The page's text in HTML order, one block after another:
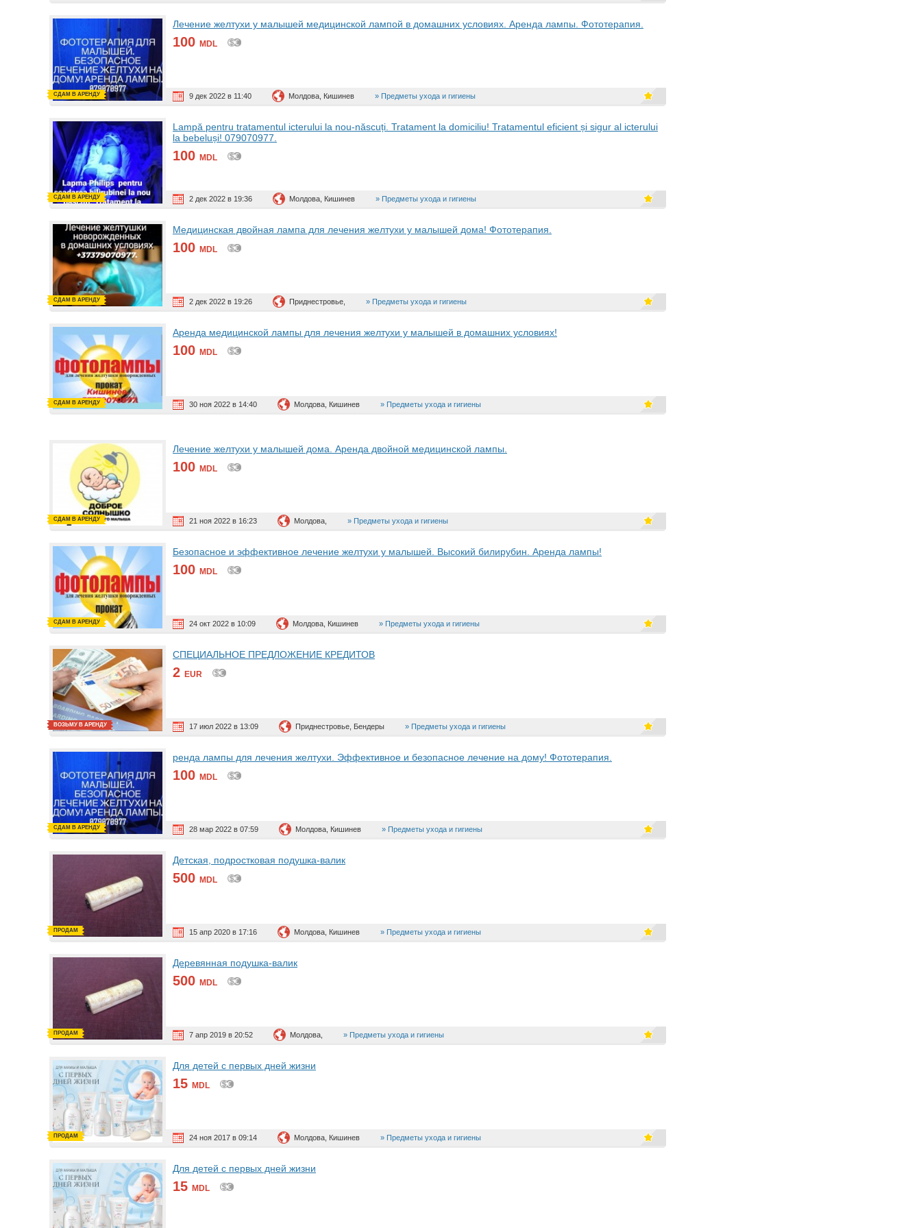
Лечение желтухи у малышей медицинской лампой в домашних условиях. Аренда лампы. Фототерапия.
100 MDL
9 дек 2022 в 11:40 Молдова, Кишинев Предметы ухода и гигиены
СДАМ В АРЕНДУ
Lampă pentru tratamentul icterului la nou-născuți. Tratament la domiciliu! Tratamentul eficient și sigur al icterului
la bebeluși! 079070977.
100 MDL
2 дек 2022 в 19:36 Молдова, Кишинев Предметы ухода и гигиены
СДАМ В АРЕНДУ
Медицинская двойная лампа для лечения желтухи у малышей дома! Фототерапия.
100 MDL
2 дек 2022 в 19:26 Приднестровье, Предметы ухода и гигиены
СДАМ В АРЕНДУ
Аренда медицинской лампы для лечения желтухи у малышей в домашних условиях!
100 MDL
30 ноя 2022 в 14:40 Молдова, Кишинев Предметы ухода и гигиены
СДАМ В АРЕНДУ
Лечение желтухи у малышей дома. Аренда двойной медицинской лампы.
100 MDL
21 ноя 2022 в 16:23 Молдова, Предметы ухода и гигиены
СДАМ В АРЕНДУ
Безопасное и эффективное лечение желтухи у малышей. Высокий билирубин. Аренда лампы!
100 MDL
24 окт 2022 в 10:09 Молдова, Кишинев Предметы ухода и гигиены
СДАМ В АРЕНДУ
СПЕЦИАЛЬНОЕ ПРЕДЛОЖЕНИЕ КРЕДИТОВ
2 EUR
17 июл 2022 в 13:09 Приднестровье, Бендеры Предметы ухода и гигиены
ВОЗЬМУ В АРЕНДУ
ренда лампы для лечения желтухи. Эффективное и безопасное лечение на дому! Фототерапия.
100 MDL
28 мар 2022 в 07:59 Молдова, Кишинев Предметы ухода и гигиены
СДАМ В АРЕНДУ
Детская, подростковая подушка-валик
500 MDL
15 апр 2020 в 17:16 Молдова, Кишинев Предметы ухода и гигиены
ПРОДАМ
Деревянная подушка-валик
500 MDL
7 апр 2019 в 20:52 Молдова, Предметы ухода и гигиены
ПРОДАМ
Для детей с первых дней жизни
15 MDL
24 ноя 2017 в 09:14 Молдова, Кишинев Предметы ухода и гигиены
ПРОДАМ
Для детей с первых дней жизни
15 MDL